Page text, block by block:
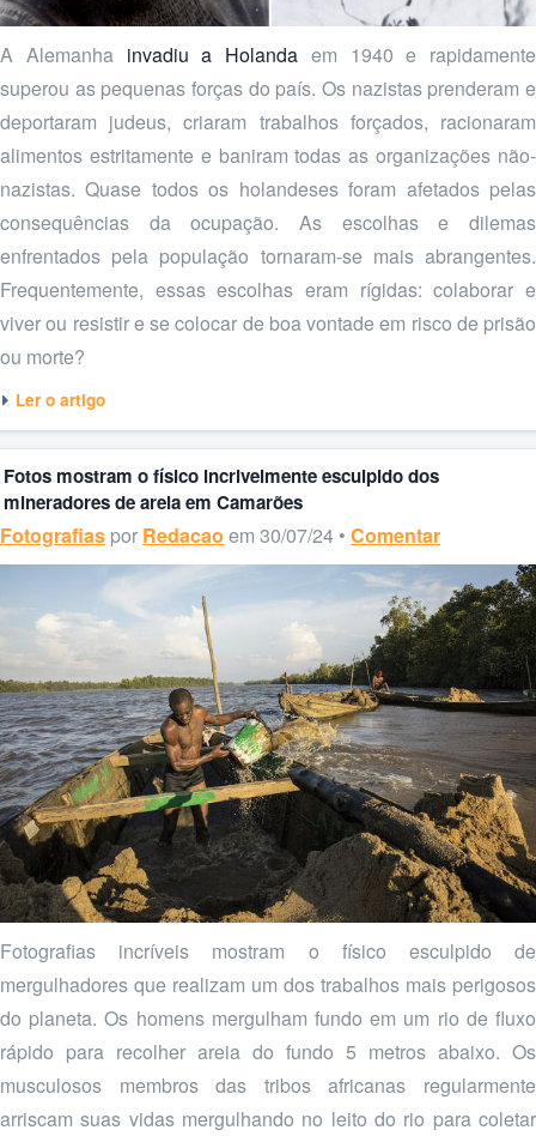
A Alemanha invadiu a Holanda em 1940 e rapidamente
superou as pequenas forças do país. Os nazistas prenderam e
deportaram judeus, criaram trabalhos forçados, racionaram
alimentos estritamente e baniram todas as organizações não-
nazistas. Quase todos os holandeses foram afetados pelas
consequências da ocupação. As escolhas e dilemas
enfrentados pela população tornaram-se mais abrangentes.
Frequentemente, essas escolhas eram rígidas: colaborar e
viver ou resistir e se colocar de boa vontade em risco de prisão
ou morte?
Ler o artigo
Fotos mostram o físico incrivelmente esculpido dos
mineradores de areia em Camarões
Fotografias por Redacao em 30/07/24 • Comentar
Fotografias incríveis mostram o físico esculpido de
mergulhadores que realizam um dos trabalhos mais perigosos
do planeta. Os homens mergulham fundo em um rio de fluxo
rápido para recolher areia do fundo 5 metros abaixo. Os
musculosos membros das tribos africanas regularmente
arriscam suas vidas mergulhando no leito do rio para coletar